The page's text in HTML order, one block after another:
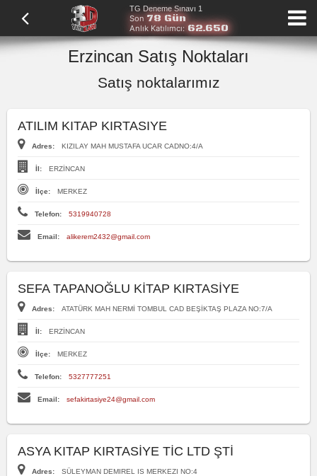
TG Deneme Sınavı 1
Son 78 Gün
Anlık Katılımcı: 62.650
Erzincan Satış Noktaları
Satış noktalarımız
ATILIM KITAP KIRTASIYE
Adres: KIZILAY MAH MUSTAFA UCAR CADNO:4/A
İl: ERZİNCAN
İlçe: MERKEZ
Telefon: 5319940728
Email: alikerem2432@gmail.com
SEFA TAPANOĞLU KİTAP KIRTASİYE
Adres: ATATÜRK MAH NERMİ TOMBUL CAD BEŞİKTAŞ PLAZA NO:7/A
İl: ERZİNCAN
İlçe: MERKEZ
Telefon: 5327777251
Email: sefakirtasiye24@gmail.com
ASYA KITAP KIRTASİYE TİC LTD ŞTİ
Adres: SÜLEYMAN DEMIREL IS MERKEZI NO:4